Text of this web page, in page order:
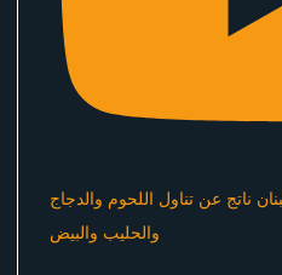
ناتج عن تناول اللحوم والدجاج
والحليب والبيض